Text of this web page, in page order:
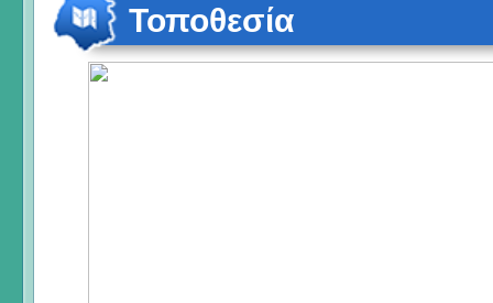
Τοποθεσία